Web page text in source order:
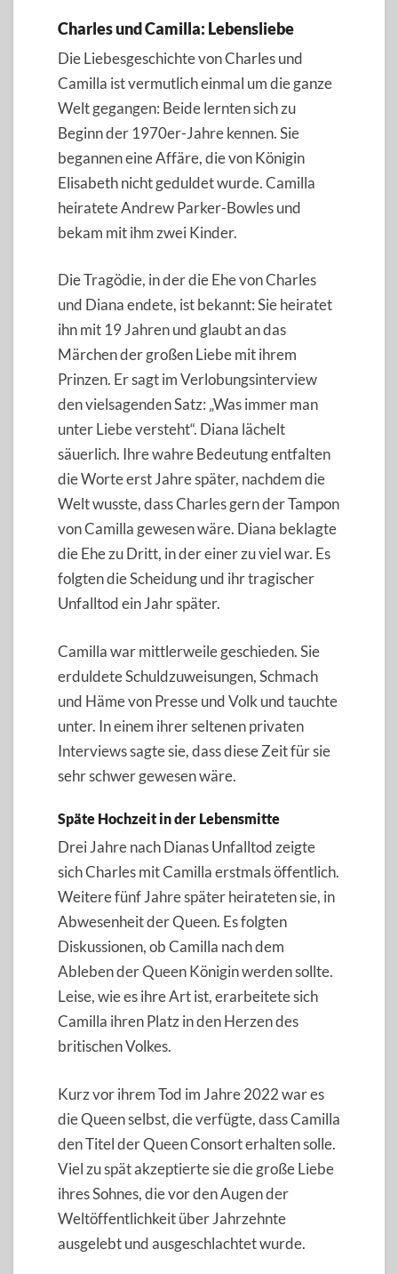
Charles und Camilla: Lebensliebe
Die Liebesgeschichte von Charles und
Camilla ist vermutlich einmal um die ganze
Welt gegangen: Beide lernten sich zu
Beginn der 1970er-Jahre kennen. Sie
begannen eine Affäre, die von Königin
Elisabeth nicht geduldet wurde. Camilla
heiratete Andrew Parker-Bowles und
bekam mit ihm zwei Kinder.
Die Tragödie, in der die Ehe von Charles
und Diana endete, ist bekannt: Sie heiratet
ihn mit 19 Jahren und glaubt an das
Märchen der großen Liebe mit ihrem
Prinzen. Er sagt im Verlobungsinterview
den vielsagenden Satz: „Was immer man
unter Liebe versteht“. Diana lächelt
säuerlich. Ihre wahre Bedeutung entfalten
die Worte erst Jahre später, nachdem die
Welt wusste, dass Charles gern der Tampon
von Camilla gewesen wäre. Diana beklagte
die Ehe zu Dritt, in der einer zu viel war. Es
folgten die Scheidung und ihr tragischer
Unfalltod ein Jahr später.
Camilla war mittlerweile geschieden. Sie
erduldete Schuldzuweisungen, Schmach
und Häme von Presse und Volk und tauchte
unter. In einem ihrer seltenen privaten
Interviews sagte sie, dass diese Zeit für sie
sehr schwer gewesen wäre.
Späte Hochzeit in der Lebensmitte
Drei Jahre nach Dianas Unfalltod zeigte
sich Charles mit Camilla erstmals öffentlich.
Weitere fünf Jahre später heirateten sie, in
Abwesenheit der Queen. Es folgten
Diskussionen, ob Camilla nach dem
Ableben der Queen Königin werden sollte.
Leise, wie es ihre Art ist, erarbeitete sich
Camilla ihren Platz in den Herzen des
britischen Volkes.
Kurz vor ihrem Tod im Jahre 2022 war es
die Queen selbst, die verfügte, dass Camilla
den Titel der Queen Consort erhalten solle.
Viel zu spät akzeptierte sie die große Liebe
ihres Sohnes, die vor den Augen der
Weltöffentlichkeit über Jahrzehnte
ausgelebt und ausgeschlachtet wurde.